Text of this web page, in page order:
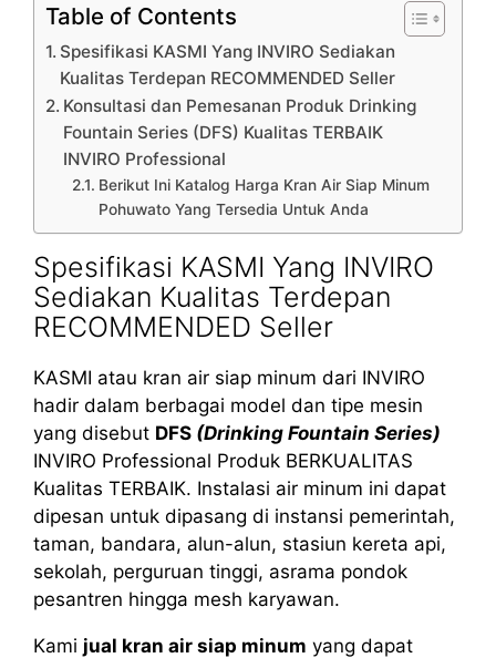
Table of Contents
Spesifikasi KASMI Yang INVIRO Sediakan
Kualitas Terdepan RECOMMENDED Seller
Konsultasi dan Pemesanan Produk Drinking
Fountain Series (DFS) Kualitas TERBAIK
INVIRO Professional
Berikut Ini Katalog Harga Kran Air Siap Minum
Pohuwato Yang Tersedia Untuk Anda
Spesifikasi KASMI Yang INVIRO
Sediakan Kualitas Terdepan
RECOMMENDED Seller
KASMI atau kran air siap minum dari INVIRO
hadir dalam berbagai model dan tipe mesin
yang disebut DFS (Drinking Fountain Series)
INVIRO Professional Produk BERKUALITAS
Kualitas TERBAIK. Instalasi air minum ini dapat
dipesan untuk dipasang di instansi pemerintah,
taman, bandara, alun-alun, stasiun kereta api,
sekolah, perguruan tinggi, asrama pondok
pesantren hingga mesh karyawan.
Kami jual kran air siap minum yang dapat